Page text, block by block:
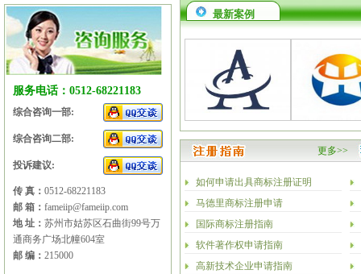
2026年春节放假安排的通知
2026年元旦放假安排的通知
2025年国庆节、中秋节放假安排
2025年端午节放假安排的通知
2025年劳动节放假安排的通知
2025年清明节放假安排的通知
服务电话：0512-68221183
综合咨询一部:
综合咨询二部:
投诉建议:
传 真： 0512-68221183
邮 箱： fameiip@fameiip.com
地 址： 苏州市姑苏区石曲街99号万
通商务广场北幢604室
邮 编： 215000
最新案例
更多>>
如何申请出具商标注册证明
马德里商标注册申请
国际商标注册指南
软件著作权申请指南
高新技术企业申请指南